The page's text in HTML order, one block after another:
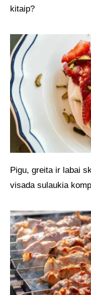
kitaip?
Pigu, greita ir labai
visada sulaukia